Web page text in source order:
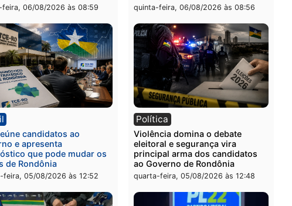
Polícia
Polícia Civil prende dois homens
por tortura, tráfico e posse de
arma em Itapuã
quinta-feira, 06/08/2026 às 08:59
Homem é preso após
de picanha e reagir a
em supermercado
quinta-feira, 06/08/2026 às